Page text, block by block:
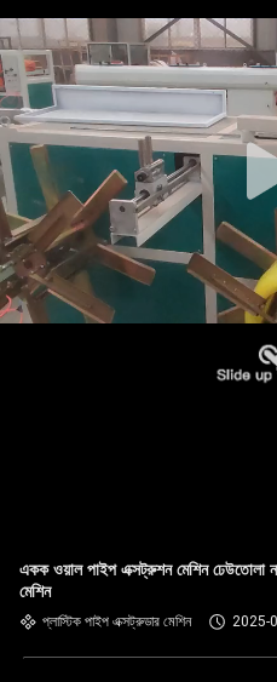
একক ওয়াল পাইপ এক্সট্রুশন মেশিন ঢেউতোলা
মেশিন
প্লাস্টিক পাইপ এক্সট্রুডার মেশিন 2025-